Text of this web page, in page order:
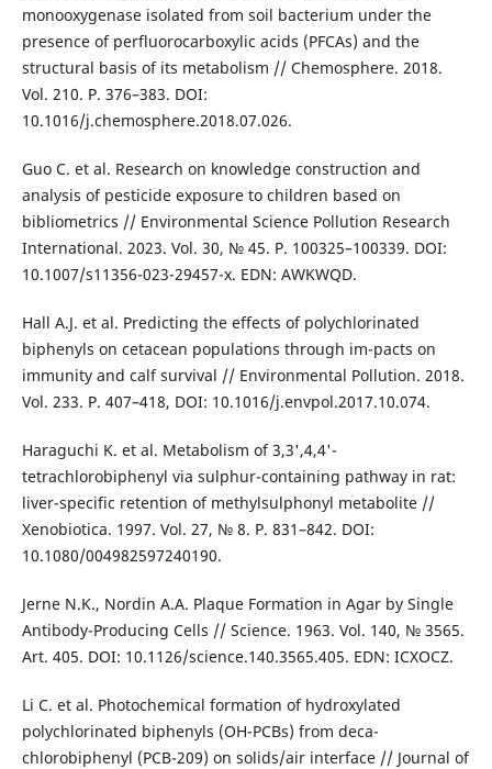
monooxygenase isolated from soil bacterium under the
presence of perfluorocarboxylic acids (PFCAs) and the
structural basis of its metabolism // Chemosphere. 2018.
Vol. 210. P. 376–383. DOI:
10.1016/j.chemosphere.2018.07.026.
Guo C. et al. Research on knowledge construction and
analysis of pesticide exposure to children based on
bibliometrics // Environmental Science Pollution Research
International. 2023. Vol. 30, № 45. P. 100325–100339. DOI:
10.1007/s11356-023-29457-x. EDN: AWKWQD.
Hall A.J. et al. Predicting the effects of polychlorinated
biphenyls on cetacean populations through im-pacts on
immunity and calf survival // Environmental Pollution. 2018.
Vol. 233. P. 407–418, DOI: 10.1016/j.envpol.2017.10.074.
Haraguchi K. et al. Metabolism of 3,3',4,4'-
tetrachlorobiphenyl via sulphur-containing pathway in rat:
liver-specific retention of methylsulphonyl metabolite //
Xenobiotica. 1997. Vol. 27, № 8. P. 831–842. DOI:
10.1080/004982597240190.
Jerne N.K., Nordin A.A. Plaque Formation in Agar by Single
Antibody-Producing Cells // Science. 1963. Vol. 140, № 3565.
Art. 405. DOI: 10.1126/science.140.3565.405. EDN: ICXOCZ.
Li C. et al. Photochemical formation of hydroxylated
polychlorinated biphenyls (OH-PCBs) from deca-
chlorobiphenyl (PCB-209) on solids/air interface // Journal of